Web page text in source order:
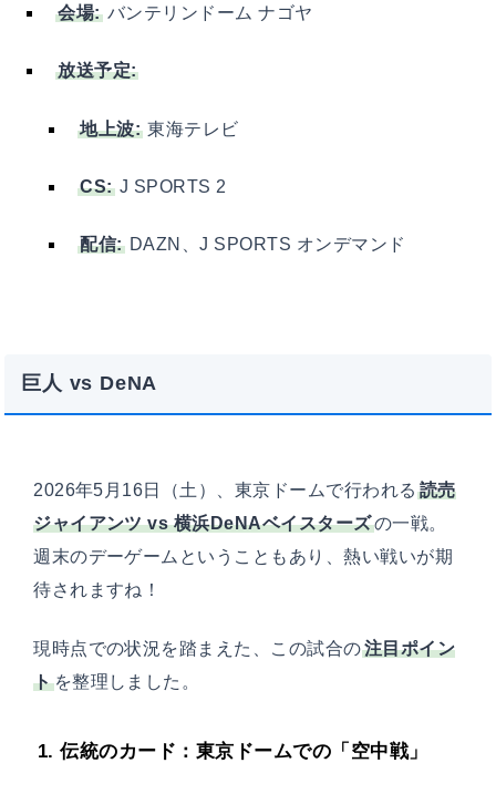
会場:バンテリンドーム ナゴヤ
放送予定:
地上波:東海テレビ
CS:J SPORTS 2
配信:DAZN、J SPORTS オンデマンド
巨人 vs DeNA
2026年5月16日（土）、東京ドームで行われる 読売
ジャイアンツ vs 横浜DeNAベイスターズの一戦。
週末のデーゲームということもあり、熱い戦いが期
待されますね！
現時点での状況を踏まえた、この試合の注目ポイン
トを整理しました。
1. 伝統のカード：東京ドームでの「空中戦」